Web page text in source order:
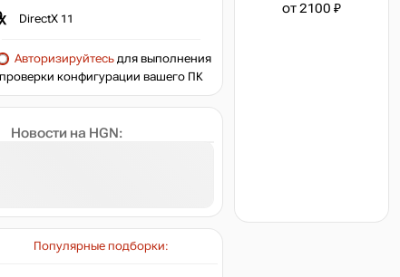
DirectX 11
Авторизируйтесьдля выполнения
проверки конфигурации вашего ПК
Новости на HGN:
Популярные подборки:
от 2100 ₽